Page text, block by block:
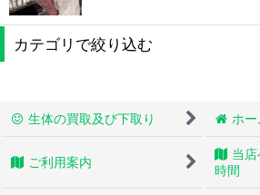
カテゴリで絞り込む
トカゲ
生体の買取及び下取り ホー
ご利用案内
当
時間